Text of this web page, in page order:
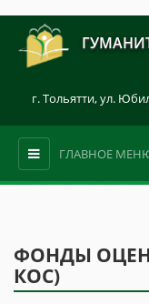
г. Тольятти, ул.
ГЛАВНОЕ
ФОНДЫ
КОС)